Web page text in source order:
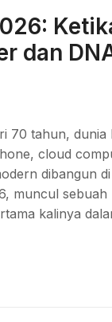
dan
70 tahun,
cloud
dibangun
muncul
kalinya